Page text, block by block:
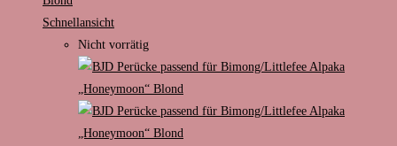
Schnellansicht
Nicht vorrätig